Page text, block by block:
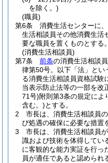
を除く。)
(職員)
第6条
消費生活センターに
生活相談員その他消費生活
要な職員を置くものとする。
(消費生活相談員)
第7条
前条の消費生活相談
律第50号。以下「法」とい
る消費生活相談員資格試験
当表示防止法等の一部を改
71号)附則第3条の規定によ
含む。)とする。
2
市長は、消費生活相談員
び処遇の確保に必要な措置
3
市長は、消費生活相談員
識および技術を体得してい
に客観的な能力実証を行っ
員が適任であると認められ